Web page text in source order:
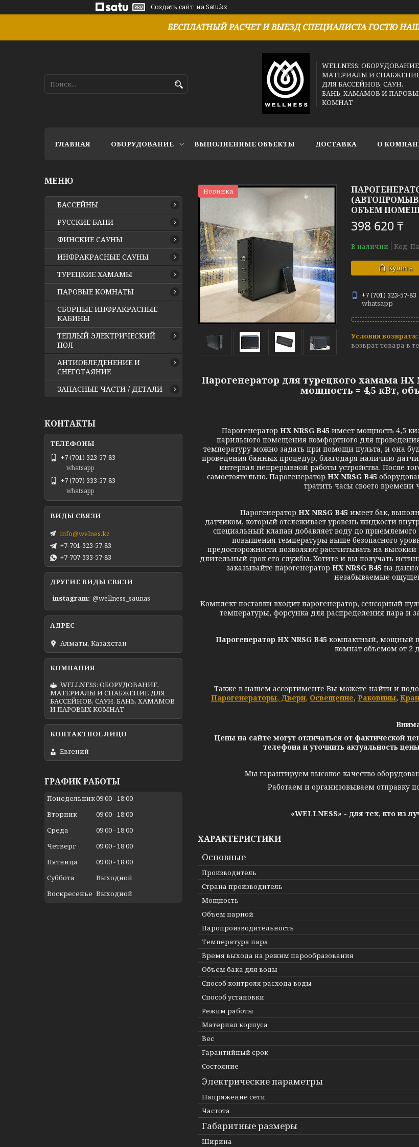
Создать сайт на Satu.kz
БЕСПЛАТНЫЙ РАСЧЕТ И ВЫЕЗД СПЕЦИАЛИСТА ГОСТЮ
WELLNESS:
МАТЕРИАЛЫ И
ДЛЯ БАССЕЙНОВ, САУН,
БАНЬ, ХАМАМОВ И
КОМНАТ
ГЛАВНАЯ ОБОРУДОВАНИЕ ВЫПОЛНЕННЫЕ ОБЪЕКТЫ ДОСТАВКА О
Новинка
ОБЪЕМ
398 620 ₸
В наличии Код:
Купить
+7 (701) 323-57-83
whatsapp
возврат товара в
Парогенератор для турецкого хамама HX
мощность = 4,5 кВт,
Парогенератор HX NRSG B45 имеет мощность 4,5
парильного помещения комфортного для
температуру можно задать при помощи пульта, и она
проведения банных процедур, благодаря наличию
интервал непрерывной работы устройства. После
самостоятельно. Парогенератор HX NRSG B45
тратить часы своего времени
Парогенератор HX NRSG B45 имеет бак,
датчиком, который отслеживает уровень жидкости
специальный клапан добавляет воду до
повышения температуры выше безопасного
предосторожности позволяют рассчитывать на высокий
длительный срок его службы. Хотите и вы получать
заказывайте парогенератор HX NRSG B45 на
незабываемые
Комплект поставки входит парогенератор, сенсорный
температуры, форсунка для распределения пара и
Парогенератор HX NRSG B45 компактный, мощный
комнат объемом от 2
Также в нашем ассортименте Вы можете найти и
Парогенераторы, Двери, Освещение, Раковины,
Цены на сайте могут отличаться от фактической
телефона и уточнить актуальность
Мы гарантируем высокое качество
Работаем и организовываем отправку
«WELLNESS» - для тех, кто из
ХАРАКТЕРИСТИКИ
Основные
Производитель
Страна производитель
Мощность
Объем парной
Паропроизводительность
Температура пара
Время выхода на режим парообразования
Объем бака для воды
Способ контроля расхода воды
Способ установки
Режим работы
Материал корпуса
Вес
Гарантийный срок
Состояние
Электрические параметры
Напряжение сети
Частота
Габаритные размеры
Ширина
БАССЕЙНЫ
РУССКИЕ БАНИ
ФИНСКИЕ САУНЫ
ИНФРАКРАСНЫЕ САУНЫ
ТУРЕЦКИЕ ХАМАМЫ
ПАРОВЫЕ КОМНАТЫ
СБОРНЫЕ ИНФРАКРАСНЫЕ
КАБИНЫ
ТЕПЛЫЙ ЭЛЕКТРИЧЕСКИЙ
ПОЛ
АНТИОБЛЕДЕНЕНИЕ И
СНЕГОТАЯНИЕ
ЗАПАСНЫЕ ЧАСТИ / ДЕТАЛИ
КОНТАКТЫ
+7 (701) 323-57-83
whatsapp
+7 (707) 333-57-83
whatsapp
info@welnes.kz
+7-701-323-57-83
+7-707-333-57-83
ДРУГИЕ ВИДЫ СВЯЗИ
instagram @wellness_saunas
Алматы, Казахстан
WELLNESS: ОБОРУДОВАНИЕ,
МАТЕРИАЛЫ И СНАБЖЕНИЕ ДЛЯ
БАССЕЙНОВ, САУН, БАНЬ, ХАМАМОВ
И ПАРОВЫХ КОМНАТ
Евгений
ГРАФИК РАБОТЫ
Понедельник09:00 18:00
Вторник
09:00 18:00
Среда
09:00 18:00
Четверг
09:00 18:00
Пятница
09:00 18:00
Суббота
Выходной
Воскресенье Выходной